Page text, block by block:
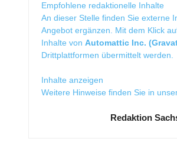
Empfohlene redaktionelle Inhalte
An dieser Stelle finden Sie externe
Angebot ergänzen. Mit dem Klick
Inhalte von Automattic Inc.
Drittplattformen übermittelt werden.
Inhalte anzeigen
Weitere Hinweise finden Sie in
Redaktion